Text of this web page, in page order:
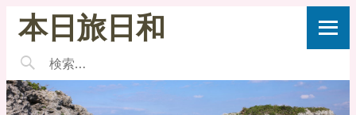
本日旅日和